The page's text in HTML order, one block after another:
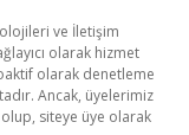
ve İletişim
olarak hizmet
olarak denetleme
Ancak, üyelerimiz
siteye üye olarak